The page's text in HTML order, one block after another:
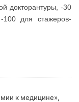
докторантуры, -30
100 для стажеров-
к медицине»,